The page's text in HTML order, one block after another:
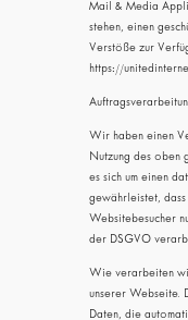
Mail & Media
stehen, einen
Verstöße zur
https://
Wir haben einen
Nutzung des oben
es sich um einen
gewährleistet,
Websitebesucher
der DSGVO
Wie verarbeiten
unserer Webseite.
Daten, die